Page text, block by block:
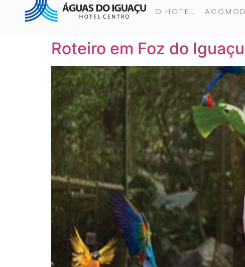
O HOTEL
Roteiro em Foz do